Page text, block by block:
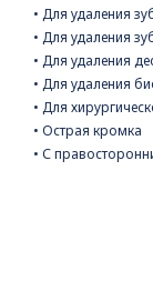
• Для удаления
• Для удаления
• Для удаления
• Для удаления
• Для
• Острая кромка
• С